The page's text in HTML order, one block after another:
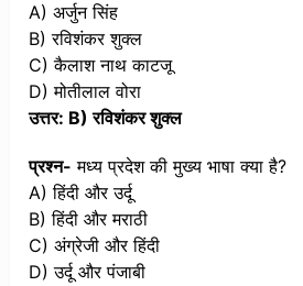
A) अर्जुन सिंह
B) रविशंकर शुक्ल
C) कैलाश नाथ काटजू
D) मोतीलाल वोरा
उत्तर: B) रविशंकर शुक्ल
प्रश्न- मध्य प्रदेश की मुख्य भाषा क्या है?
A) हिंदी और उर्दू
B) हिंदी और मराठी
C) अंग्रेजी और हिंदी
D) उर्दू और पंजाबी